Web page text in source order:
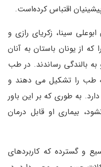
اقتباس کرده‌است.
سینا، زکریای رازی و
از یونان باستان به آنان
به بالندگی رساندند. در طب
طب را تشکیل می دهند و
به طوری که بر این باور
بیماری او قابل درمان
و گسترده که کاربردهای